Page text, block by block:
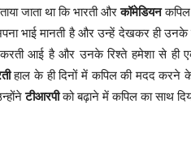
जाता था कि भारती औरकॉमेडियनकपिल
भाई मानती है और उन्हें देखकर ही
करती आई है और उनके रिश्ते हमेशा से
हाल के ही दिनों में कपिल की मदद
टीआरपीको बढ़ाने में कपिल का साथ